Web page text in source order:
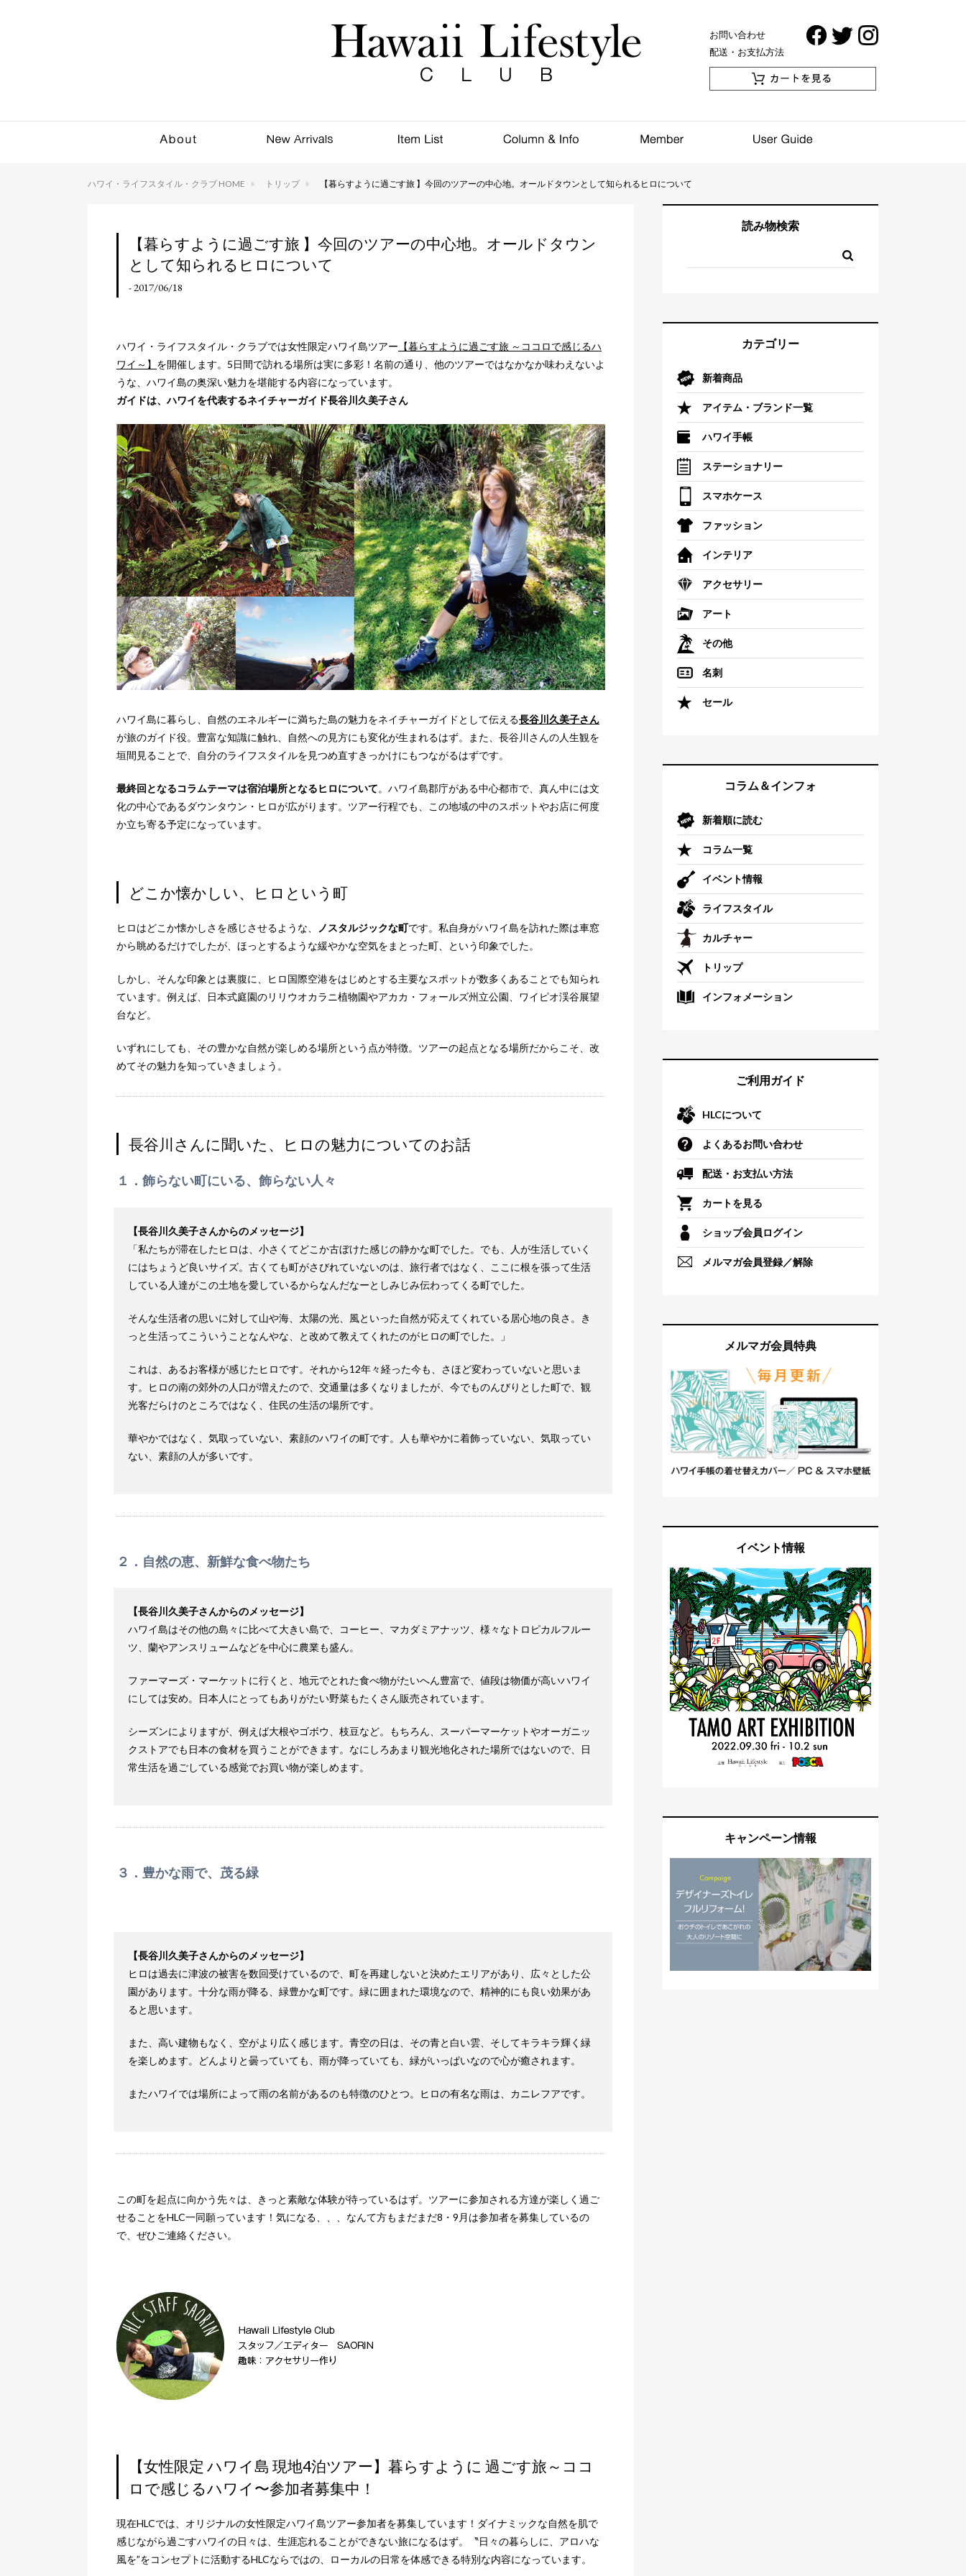
お問い合わせ
配送・お支払方法
ハワイ・ライフスタイル・クラブ HOME トリップ 【暮らすように過ごす旅 】今回のツアーの中心地。オールドタウンとして知られるヒロについて
【暮らすように過ごす旅 】今回のツアーの中心地。オールドタウン
として知られるヒロについて
- 2017/06/18
ハワイ・ライフスタイル・クラブでは女性限定ハワイ島ツアー 【暮らすように過ごす旅 ～ココロで感じるハ
ワイ～】 を開催します。5日間で訪れる場所は実に多彩！名前の通り、他のツアーではなかなか味わえないよ
うな、ハワイ島の奥深い魅力を堪能する内容になっています。
ガイドは、ハワイを代表するネイチャーガイド長谷川久美子さん
ハワイ島に暮らし、自然のエネルギーに満ちた島の魅力をネイチャーガイドとして伝える長谷川久美子さん
が旅のガイド役。豊富な知識に触れ、自然への見方にも変化が生まれるはず。また、長谷川さんの人生観を
垣間見ることで、自分のライフスタイルを見つめ直すきっかけにもつながるはずです。
最終回となるコラムテーマは宿泊場所となるヒロについて。ハワイ島郡庁がある中心都市で、真ん中には文
化の中心であるダウンタウン・ヒロが広がります。ツアー行程でも、この地域の中のスポットやお店に何度
か立ち寄る予定になっています。
どこか懐かしい、ヒロという町
ヒロはどこか懐かしさを感じさせるような、 ノスタルジックな町です。私自身がハワイ島を訪れた際は車窓
から眺めるだけでしたが、ほっとするような緩やかな空気をまとった町、という印象でした。
しかし、そんな印象とは裏腹に、ヒロ国際空港をはじめとする主要なスポットが数多くあることでも知られ
ています。例えば、日本式庭園のリリウオカラニ植物園やアカカ・フォールズ州立公園、ワイピオ渓谷展望
台など。
いずれにしても、その豊かな自然が楽しめる場所という点が特徴。ツアーの起点となる場所だからこそ、改
めてその魅力を知っていきましょう。
長谷川さんに聞いた、ヒロの魅力についてのお話
１．飾らない町にいる、飾らない人々
【長谷川久美子さんからのメッセージ】
「私たちが滞在したヒロは、小さくてどこか古ぼけた感じの静かな町でした。でも、人が生活していく
にはちょうど良いサイズ。古くても町がさびれていないのは、旅行者ではなく、ここに根を張って生活
している人達がこの土地を愛しているからなんだなーとしみじみ伝わってくる町でした。
そんな生活者の思いに対して山や海、太陽の光、風といった自然が応えてくれている居心地の良さ。き
っと生活ってこういうことなんやな、と改めて教えてくれたのがヒロの町でした。」
これは、あるお客様が感じたヒロです。それから12年々経った今も、さほど変わっていないと思いま
す。ヒロの南の郊外の人口が増えたので、交通量は多くなりましたが、今でものんびりとした町で、観
光客だらけのところではなく、住民の生活の場所です。
華やかではなく、気取っていない、素顔のハワイの町です。人も華やかに着飾っていない、気取ってい
ない、素顔の人が多いです。
２．自然の恵、新鮮な食べ物たち
【長谷川久美子さんからのメッセージ】
ハワイ島はその他の島々に比べて大きい島で、コーヒー、マカダミアナッツ、様々なトロピカルフルー
ツ、蘭やアンスリュームなどを中心に農業も盛ん。
ファーマーズ・マーケットに行くと、地元でとれた食べ物がたいへん豊富で、値段は物価が高いハワイ
にしては安め。日本人にとってもありがたい野菜もたくさん販売されています。
シーズンによりますが、例えば大根やゴボウ、枝豆など。もちろん、スーパーマーケットやオーガニッ
クストアでも日本の食材を買うことができます。なにしろあまり観光地化された場所ではないので、日
常生活を過ごしている感覚でお買い物が楽しめます。
３．豊かな雨で、茂る緑
【長谷川久美子さんからのメッセージ】
ヒロは過去に津波の被害を数回受けているので、町を再建しないと決めたエリアがあり、広々とした公
園があります。十分な雨が降る、緑豊かな町です。緑に囲まれた環境なので、精神的にも良い効果があ
ると思います。
また、高い建物もなく、空がより広く感じます。青空の日は、その青と白い雲、そしてキラキラ輝く緑
を楽しめます。どんよりと曇っていても、雨が降っていても、緑がいっぱいなので心が癒されます。
またハワイでは場所によって雨の名前があるのも特徴のひとつ。ヒロの有名な雨は、カニレフアです。
この町を起点に向かう先々は、きっと素敵な体験が待っているはず。ツアーに参加される方達が楽しく過ご
せることをHLC一同願っています！気になる、、、なんて方もまだまだ8・9月は参加者を募集しているの
で、ぜひご連絡ください。
【女性限定 ハワイ島 現地4泊ツアー】暮らすように 過ごす旅～ココ
ロで感じるハワイ〜参加者募集中！
現在HLCでは、オリジナルの女性限定ハワイ島ツアー参加者を募集しています！ダイナミックな自然を肌で
感じながら過ごすハワイの日々は、生涯忘れることができない旅になるはず。〝日々の暮らしに、アロハな
風を”をコンセプトに活動するHLCならではの、ローカルの日常を体感できる特別な内容になっています。
読み物検索
カテゴリー
新着商品
アイテム・ブランド一覧
ハワイ手帳
ステーショナリー
スマホケース
ファッション
インテリア
アクセサリー
アート
その他
名刺
セール
コラム＆インフォ
新着順に読む
コラム一覧
イベント情報
ライフスタイル
カルチャー
トリップ
インフォメーション
ご利用ガイド
HLCについて
よくあるお問い合わせ
配送・お支払い方法
カートを見る
ショップ会員ログイン
メルマガ会員登録／解除
メルマガ会員特典
イベント情報
キャンペーン情報